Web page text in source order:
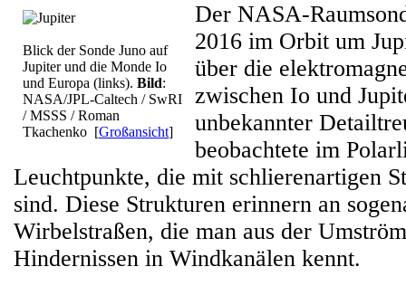
Blick der Sonde Juno auf
Jupiter und die Monde Io
und Europa (links). Bild:
NASA/JPL-Caltech / SwRI
/ MSSS / Roman
Tkachenko [Großansicht]
Der NASA-
2016 im Orbit um
über die
zwischen Io und
unbekannter
beobachtete im
Leuchtpunkte, die mit schlierenartigen
sind. Diese Strukturen erinnern an
Wirbelstraßen, die man aus der
Hindernissen in Windkanälen kennt.